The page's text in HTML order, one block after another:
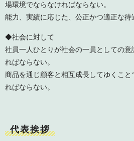
場環境でならなければならない。
能力、実績に応じた、公正かつ適正な待
◆社会に対して
社員一人ひとりが社会の一員としての
ればならない。
商品を通じ顧客と相互成長してゆくこ
ればならない。
代表挨拶